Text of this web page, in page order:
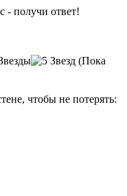
- получи ответ!
(Пока
чтобы не потерять: